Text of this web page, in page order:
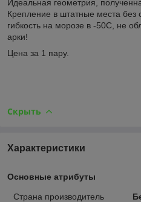
Идеальная геометрия,
Крепление в штатные места без
гибкость на морозе в -50С, не
арки!
Цена за 1 пару.
Скрыть
Характеристики
Основные атрибуты
Страна производитель